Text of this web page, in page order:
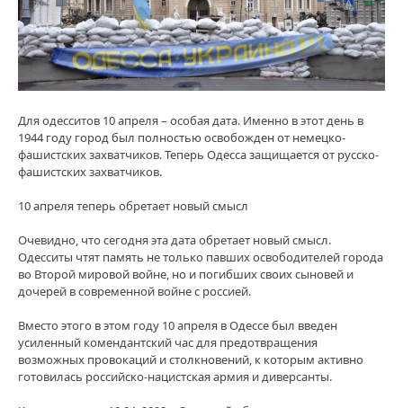
Для одесситов 10 апреля – особая дата. Именно в этот день в
1944 году город был полностью освобожден от немецко-
фашистских захватчиков. Теперь Одесса защищается от русско-
фашистских захватчиков.
10 апреля теперь обретает новый смысл
Очевидно, что сегодня эта дата обретает новый смысл.
Одесситы чтят память не только павших освободителей города
во Второй мировой войне, но и погибших своих сыновей и
дочерей в современной войне с россией.
Вместо этого в этом году 10 апреля в Одессе был введен
усиленный комендантский час для предотвращения
возможных провокаций и столкновений, к которым активно
готовилась российско-нацистская армия и диверсанты.